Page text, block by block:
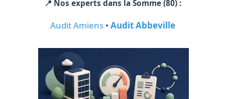
📍 Nos experts dans la Somme (80) :
Audit Amiens• Audit Abbeville